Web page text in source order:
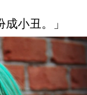
小丑。」